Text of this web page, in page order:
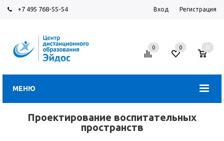
+7 495 768-55-54 Вход Регистрация
МЕНЮ
0 0 0
Проектирование воспитательных
пространств